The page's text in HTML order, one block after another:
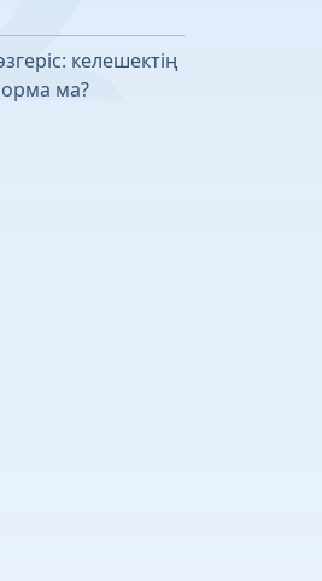
келешектің
ма?